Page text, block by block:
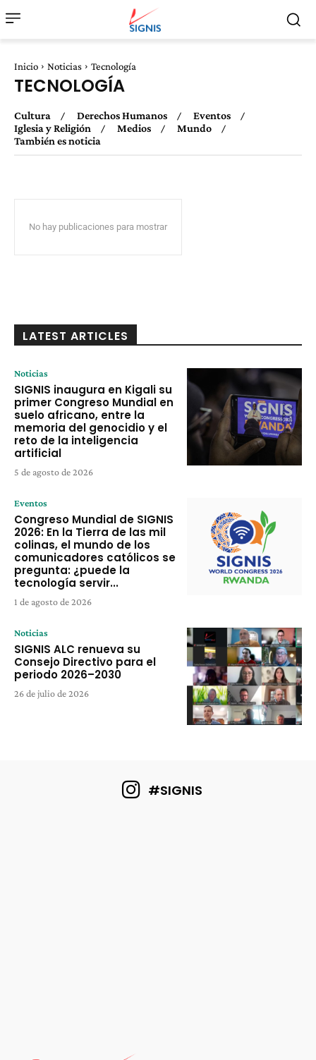
Inicio Noticias Tecnología
TECNOLOGÍA
Cultura Derechos Humanos
Eventos
Iglesia y Religión
Medios
Mundo
También es noticia
No hay publicaciones para mostrar
LATEST ARTICLES
Noticias
SIGNIS inaugura en Kigali su
primer Congreso Mundial en
suelo africano, entre la
memoria del genocidio y el
reto de la inteligencia
artificial
5 de agosto de 2026
Eventos
Congreso Mundial de SIGNIS
2026: En la Tierra de las mil
colinas, el mundo de los
comunicadores católicos se
pregunta: ¿puede la
tecnología servir...
1 de agosto de 2026
Noticias
SIGNIS ALC renueva su
Consejo Directivo para el
periodo 2026–2030
26 de julio de 2026
#SIGNIS